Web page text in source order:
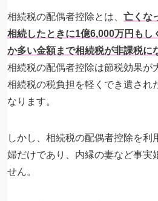
相続税の配偶者控除とは、 亡くな
相続したときに1億6,000万円もし
か多い金額まで相続税が非課税に
相続税の配偶者控除は節税効果が
相続税の税負担を軽くでき遺され
なります。
しかし、相続税の配偶者控除を利
婦だけであり、内縁の妻など事実
せん。